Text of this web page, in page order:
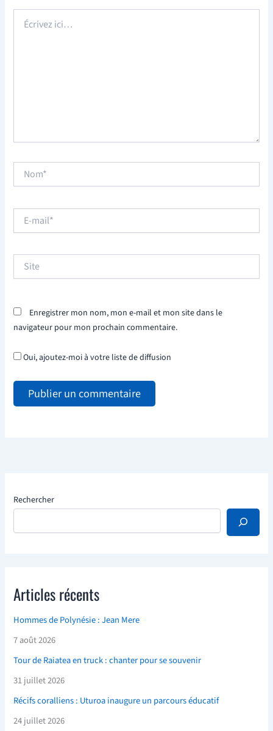
ici…
mail*
Site
Enregistrer mon nom, mon e-mail et mon site dans le
navigateur pour mon prochain commentaire.
Oui, ajoutez-moi à votre liste de diffusion
Rechercher
Articles récents
Hommes de Polynésie : Jean Mere
7 août 2026
Tour de Raiatea en truck : chanter pour se souvenir
31 juillet 2026
Récifs coralliens : Uturoa inaugure un parcours éducatif
24 juillet 2026